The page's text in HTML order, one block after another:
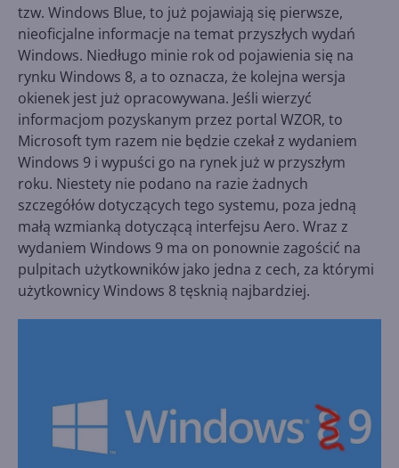
tzw. Windows Blue, to już pojawiają się pierwsze,
nieoficjalne informacje na temat przyszłych wydań
Windows. Niedługo minie rok od pojawienia się na
rynku Windows 8, a to oznacza, że kolejna wersja
okienek jest już opracowywana. Jeśli wierzyć
informacjom pozyskanym przez portal WZOR, to
Microsoft tym razem nie będzie czekał z wydaniem
Windows 9 i wypuści go na rynek już w przyszłym
roku. Niestety nie podano na razie żadnych
szczegółów dotyczących tego systemu, poza jedną
małą wzmianką dotyczącą interfejsu Aero. Wraz z
wydaniem Windows 9 ma on ponownie zagościć na
pulpitach użytkowników jako jedna z cech, za którymi
użytkownicy Windows 8 tęsknią najbardziej.